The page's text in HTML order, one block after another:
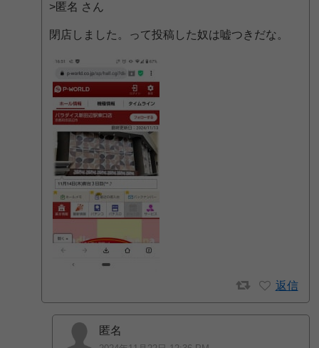
>匿名 さん
閉店しました。って投稿した奴は嘘つきだな。
返信
匿名